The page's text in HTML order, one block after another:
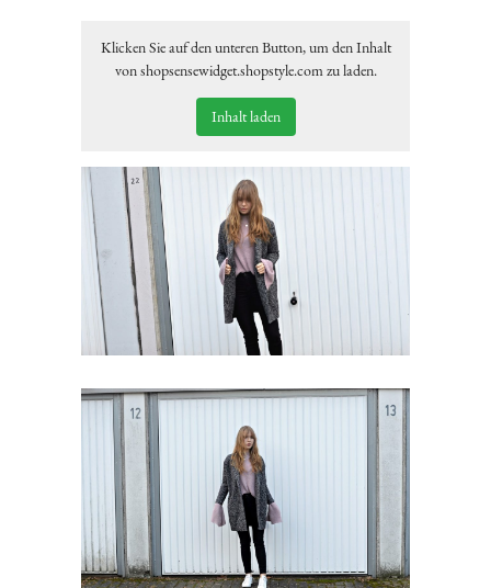
Klicken Sie auf den unteren Button, um den Inhalt
von shopsensewidget.shopstyle.com zu laden.
Inhalt laden